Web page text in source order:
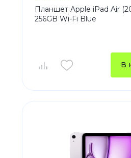
Планшет Apple iPad Air
256GB Wi-Fi Blue
В